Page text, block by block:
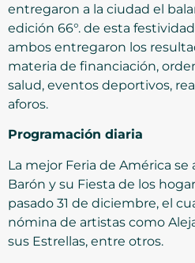
entregaron a la ciudad el
edición 66°. de esta
ambos entregaron los
materia de financiación,
salud, eventos deportivos,
aforos.
Programación diaria
La mejor Feria de América
Barón y su Fiesta de los
pasado 31 de diciembre, el
nómina de artistas como
sus Estrellas, entre otros.